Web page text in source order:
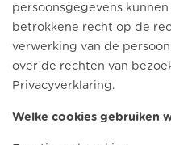
persoonsgegevens
betrokkene recht op de
verwerking van de
over de rechten van
Privacyverklaring.
Welke cookies gebruiken